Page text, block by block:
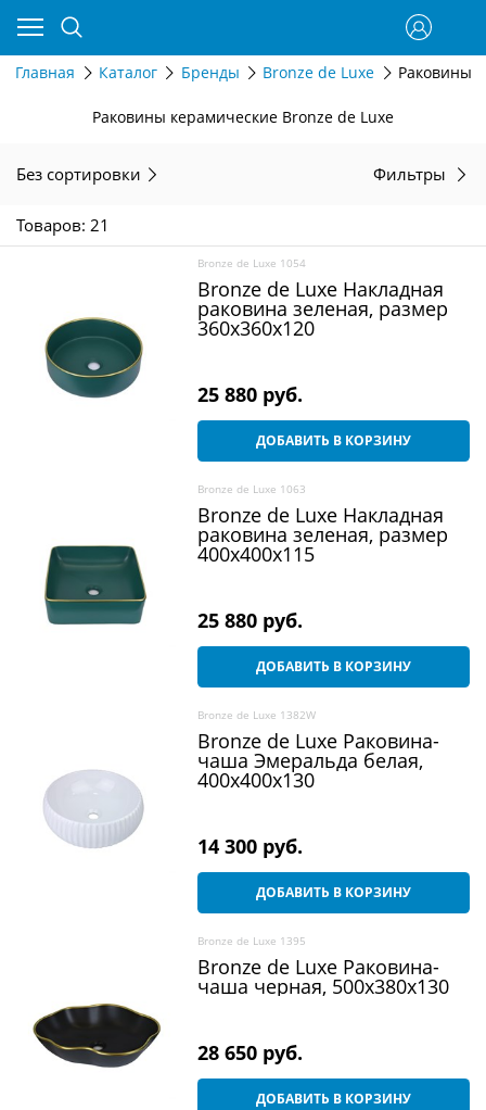
Главная Каталог Бренды Bronze de Luxe Раковины
Раковины керамические Bronze de Luxe
Без сортировки Фильтры
Товаров: 21
Bronze de Luxe 1054
Bronze de Luxe Накладная
раковина зеленая, размер
360х360х120
25 880 руб.
ДОБАВИТЬ В КОРЗИНУ
Bronze de Luxe 1063
Bronze de Luxe Накладная
раковина зеленая, размер
400х400х115
25 880 руб.
ДОБАВИТЬ В КОРЗИНУ
Bronze de Luxe 1382W
Bronze de Luxe Раковина-
чаша Эмеральда белая,
400х400х130
14 300 руб.
ДОБАВИТЬ В КОРЗИНУ
Bronze de Luxe 1395
Bronze de Luxe Раковина-
чаша черная, 500х380х130
28 650 руб.
ДОБАВИТЬ В КОРЗИНУ